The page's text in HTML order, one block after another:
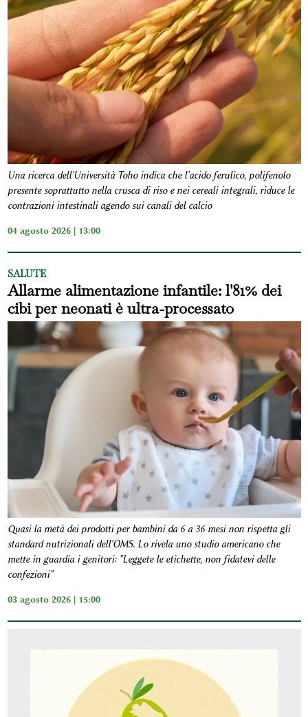
Una ricerca dell'Università Toho indica che l'acido ferulico, polifenolo
presente soprattutto nella crusca di riso e nei cereali integrali, riduce le
contrazioni intestinali agendo sui canali del calcio
04 agosto 2026 | 13:00
SALUTE
Allarme alimentazione infantile: l'81% dei
cibi per neonati è ultra-processato
Quasi la metà dei prodotti per bambini da 6 a 36 mesi non rispetta gli
standard nutrizionali dell'OMS. Lo rivela uno studio americano che
mette in guardia i genitori: "Leggete le etichette, non fidatevi delle
confezioni"
03 agosto 2026 | 15:00